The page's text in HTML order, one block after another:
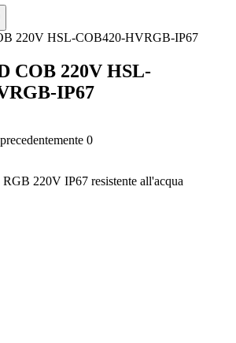
COB 220V HSL-
IP67
precedentemente 0
220V IP67 resistente all'acqua